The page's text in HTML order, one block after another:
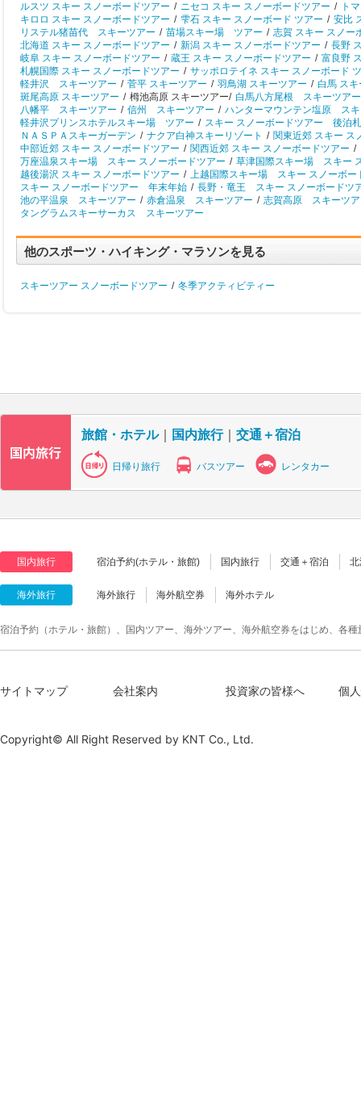
ルスツ スキー スノーボードツアー / ニセコ スキー スノーボードツアー /
ト
キロロ スキー スノーボードツアー / 雫石 スキー スノーボード ツアー / 安比
リステル猪苗代 スキーツアー / 苗場スキー場 ツアー / 志賀 スキー スノー
北海道 スキー スノーボードツアー / 新潟 スキー スノーボードツアー / 長野
岐阜 スキー スノーボードツアー / 蔵王 スキー スノーボードツアー / 富良野
札幌国際 スキー スノーボードツアー / サッポロテイネ スキー スノーボード
軽井沢 スキーツアー / 菅平 スキーツアー / 羽鳥湖 スキーツアー / 白馬 ス
斑尾高原 スキーツアー / 栂池高原 スキーツアー/ 白馬八方尾根 スキーツアー
八幡平 スキーツアー / 信州 スキーツアー / ハンターマウンテン塩原 ス
軽井沢プリンスホテルスキー場 ツアー / スキー スノーボードツアー 後泊
ＮＡＳＰＡスキーガーデン / ナクア白神スキーリゾート / 関東近郊 スキー ス
中部近郊 スキー スノーボードツアー / 関西近郊 スキー スノーボードツアー /
万座温泉スキー場 スキー スノーボードツアー / 草津国際スキー場 スキー
越後湯沢 スキー スノーボードツアー / 上越国際スキー場 スキー スノーボー
スキー スノーボードツアー 年末年始 / 長野・竜王 スキー スノーボードツ
池の平温泉 スキーツアー / 赤倉温泉 スキーツアー / 志賀高原 スキーツ
タングラムスキーサーカス スキーツアー
他のスポーツ・ハイキング・マラソンを見る
スキーツアー スノーボードツアー / 冬季アクティビティー
旅館・ホテル｜ 国内旅行｜ 交通＋宿泊
日帰り旅行 バスツアー レンタカー
国内旅行 宿泊予約(ホテル・旅館) 国内旅行 交通＋宿泊
海外旅行 海外旅行 海外航空券 海外ホテル
宿泊予約（ホテル・旅館）、国内ツアー、海外ツアー、海外航空券をはじめ、各
サイトマップ 会社案内 投資家の皆様へ 個
Copyright© All Right Reserved by KNT Co., Ltd.